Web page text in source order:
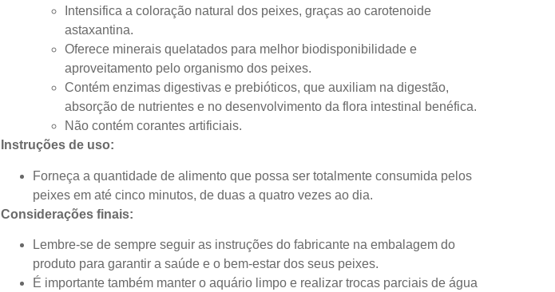
Intensifica a coloração natural dos peixes, graças ao carotenoide
astaxantina.
Oferece minerais quelatados para melhor biodisponibilidade e
aproveitamento pelo organismo dos peixes.
Contém enzimas digestivas e prebióticos, que auxiliam na digestão,
absorção de nutrientes e no desenvolvimento da flora intestinal benéfica.
Não contém corantes artificiais.
Instruções de uso:
Forneça a quantidade de alimento que possa ser totalmente consumida pelos
peixes em até cinco minutos, de duas a quatro vezes ao dia.
Considerações finais:
Lembre-se de sempre seguir as instruções do fabricante na embalagem do
produto para garantir a saúde e o bem-estar dos seus peixes.
É importante também manter o aquário limpo e realizar trocas parciais de água